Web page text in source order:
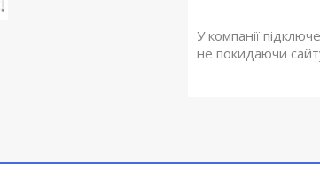
У компанії
не покидаючи